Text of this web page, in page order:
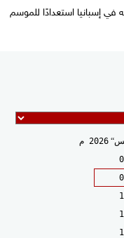
في إسبانيا استعدادًا للموسم
2026 م